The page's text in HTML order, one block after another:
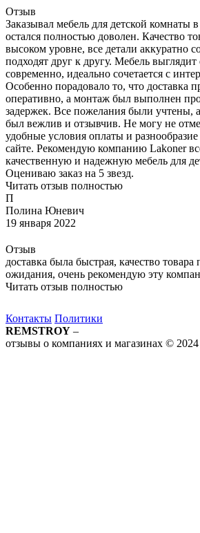
Отзыв
Заказывал мебель для детской комнаты
остался полностью доволен. Качество
высоком уровне, все детали аккуратно
подходят друг к другу. Мебель выглядит
современно, идеально сочетается с
Особенно порадовало то, что доставка
оперативно, а монтаж был выполнен
задержек. Все пожелания были учтены,
был вежлив и отзывчив. Не могу не
удобные условия оплаты и
сайте. Рекомендую компанию Lakoner
качественную и надежную мебель для
Оцениваю заказ на 5 звезд.
Читать отзыв полностью
П
Полина Юневич
19 января 2022
Отзыв
доставка была быстрая, качество товара
ожидания, очень рекомендую эту
Читать отзыв полностью
Контакты Политики
REMSTROY –
отзывы о компаниях и магазинах © 2024